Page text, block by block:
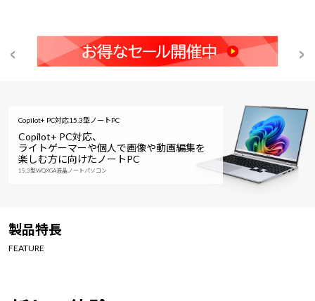
Copilot+ PC対応15.3型ノートPC
Copilot+ PC対応、
ライトゲーマーや個人で画像や動画編集を
楽しむ方に向けたノートPC
15.3型WQXGA液晶ノートパソコン
製品特長
FEATURE